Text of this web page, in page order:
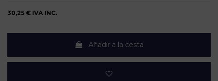
30,25 € IVA INC.
Añadir a la cesta